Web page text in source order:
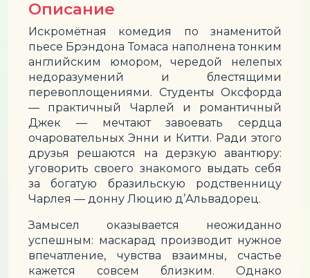
Описание
Искромётная комедия по знаменитой
пьесе Брэндона Томаса наполнена тонким
английским юмором, чередой нелепых
недоразумений и блестящими
перевоплощениями. Студенты Оксфорда
— практичный Чарлей и романтичный
Джек — мечтают завоевать сердца
очаровательных Энни и Китти. Ради этого
друзья решаются на дерзкую авантюру:
уговорить своего знакомого выдать себя
за богатую бразильскую родственницу
Чарлея — донну Люцию д’Альвадорец.
Замысел оказывается неожиданно
успешным: маскарад производит нужное
впечатление, чувства взаимны, счастье
кажется совсем близким. Однако